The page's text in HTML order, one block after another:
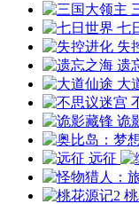
七
失
遗
大
诡
远征